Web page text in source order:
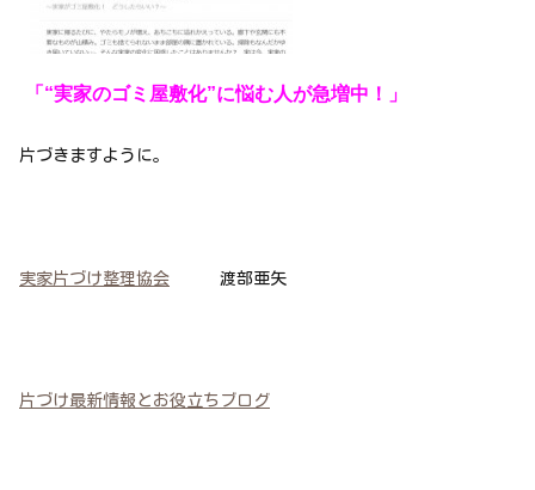
「“実家のゴミ屋敷化”に悩む人が急増中！」
片づきますように。
実家片づけ整理協会 渡部亜矢
片づけ最新情報とお役立ちブログ